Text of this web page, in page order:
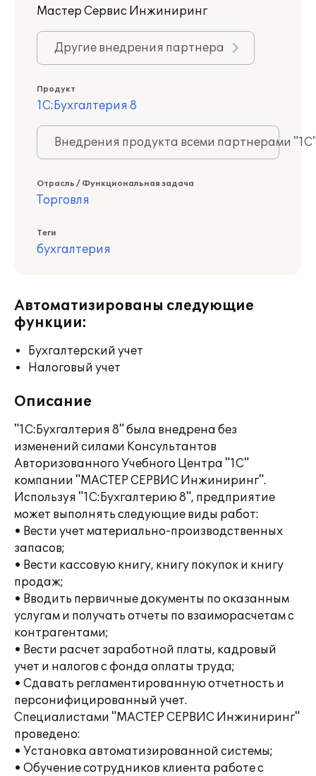
Мастер Сервис Инжиниринг
Другие внедрения партнера
Продукт
1С:Бухгалтерия 8
Внедрения продукта всеми партнерами
Отрасль / Функциональная задача
Торговля
Теги
бухгалтерия
Автоматизированы следующие
функции:
Бухгалтерский учет
Налоговый учет
Описание
"1С:Бухгалтерия 8" была внедрена без
изменений силами Консультантов
Авторизованного Учебного Центра "1С"
компании "МАСТЕР СЕРВИС Инжиниринг".
Используя "1С:Бухгалтерию 8", предприятие
может выполнять следующие виды работ:
• Вести учет материально-производственных
запасов;
• Вести кассовую книгу, книгу покупок и книгу
продаж;
• Вводить первичные документы по оказанным
услугам и получать отчеты по взаиморасчетам с
контрагентами;
• Вести расчет заработной платы, кадровый
учет и налогов с фонда оплаты труда;
• Сдавать регламентированную отчетность и
персонифицированный учет.
Специалистами "МАСТЕР СЕРВИС Инжиниринг"
проведено:
• Установка автоматизированной системы;
• Обучение сотрудников клиента работе с